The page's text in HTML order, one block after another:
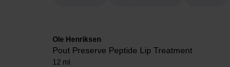
Ole Henriksen
Pout Preserve Peptide Lip Treatment
12 ml